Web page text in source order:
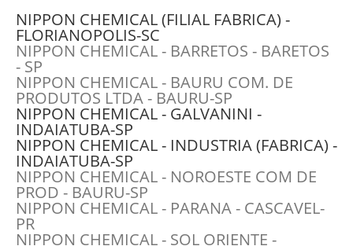
NIPPON CHEMICAL (FILIAL FABRICA) -
FLORIANOPOLIS-SC
NIPPON CHEMICAL - BARRETOS - BARETOS
- SP
NIPPON CHEMICAL - BAURU COM. DE
PRODUTOS LTDA - BAURU-SP
NIPPON CHEMICAL - GALVANINI -
INDAIATUBA-SP
NIPPON CHEMICAL - INDUSTRIA (FABRICA) -
INDAIATUBA-SP
NIPPON CHEMICAL - NOROESTE COM DE
PROD - BAURU-SP
NIPPON CHEMICAL - PARANA - CASCAVEL-
PR
NIPPON CHEMICAL - SOL ORIENTE -